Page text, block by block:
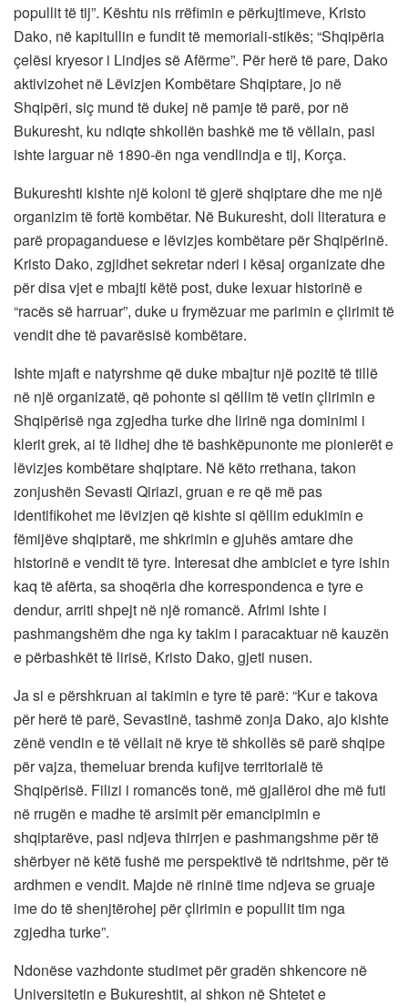
popullit të tij”. Kështu nis rrëfimin e përkujtimeve, Kristo
Dako, në kapitullin e fundit të memoriali-stikës; “Shqipëria
çelësi kryesor i Lindjes së Afërme”. Për herë të pare, Dako
aktivizohet në Lëvizjen Kombëtare Shqiptare, jo në
Shqipëri, siç mund të dukej në pamje të parë, por në
Bukuresht, ku ndiqte shkollën bashkë me të vëllain, pasi
ishte larguar në 1890-ën nga vendlindja e tij, Korça.
Bukureshti kishte një koloni të gjerë shqiptare dhe me një
organizim të fortë kombëtar. Në Bukuresht, doli literatura e
parë propaganduese e lëvizjes kombëtare për Shqipërinë.
Kristo Dako, zgjidhet sekretar nderi i kësaj organizate dhe
për disa vjet e mbajti këtë post, duke lexuar historinë e
“racës së harruar”, duke u frymëzuar me parimin e çlirimit të
vendit dhe të pavarësisë kombëtare.
Ishte mjaft e natyrshme që duke mbajtur një pozitë të tillë
në një organizatë, që pohonte si qëllim të vetin çlirimin e
Shqipërisë nga zgjedha turke dhe lirinë nga dominimi i
klerit grek, ai të lidhej dhe të bashkëpunonte me pionierët e
lëvizjes kombëtare shqiptare. Në këto rrethana, takon
zonjushën Sevasti Qiriazi, gruan e re që më pas
identifikohet me lëvizjen që kishte si qëllim edukimin e
fëmijëve shqiptarë, me shkrimin e gjuhës amtare dhe
historinë e vendit të tyre. Interesat dhe ambiciet e tyre ishin
kaq të afërta, sa shoqëria dhe korrespondenca e tyre e
dendur, arriti shpejt në një romancë. Afrimi ishte i
pashmangshëm dhe nga ky takim i paracaktuar në kauzën
e përbashkët të lirisë, Kristo Dako, gjeti nusen.
Ja si e përshkruan ai takimin e tyre të parë: “Kur e takova
për herë të parë, Sevastinë, tashmë zonja Dako, ajo kishte
zënë vendin e të vëllait në krye të shkollës së parë shqipe
për vajza, themeluar brenda kufijve territorialë të
Shqipërisë. Filizi i romancës tonë, më gjallëroi dhe më futi
në rrugën e madhe të arsimit për emancipimin e
shqiptarëve, pasi ndjeva thirrjen e pashmangshme për të
shërbyer në këtë fushë me perspektivë të ndritshme, për të
ardhmen e vendit. Majde në rininë time ndjeva se gruaje
ime do të shenjtërohej për çlirimin e popullit tim nga
zgjedha turke”.
Ndonëse vazhdonte studimet për gradën shkencore në
Universitetin e Bukureshtit, ai shkon në Shtetet e